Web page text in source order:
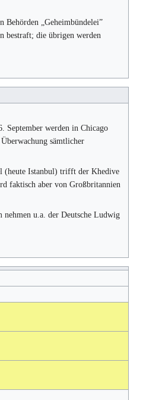
Behörden „Geheimbündelei”
bestraft; die übrigen werden
September werden in Chicago
sämtlicher
(heute Istanbul) trifft der Khedive
faktisch aber von Großbritannien
u.a. der Deutsche Ludwig